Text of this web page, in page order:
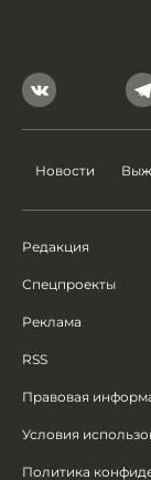
Новости
Редакция
Спецпроекты
Реклама
RSS
Правовая
Условия
Политика